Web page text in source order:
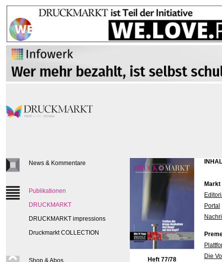
News & Kommentare
Publikationen
DRUCKMARKT
DRUCKMARKT impressions
Druckmarkt COLLECTION
Shop & Abos
Heft 77/78
Markt
Portal
Die